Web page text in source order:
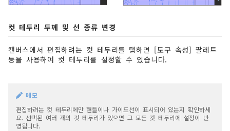
컷 테두리 두께 및 선 종류 변경
캔버스에서 편집하려는 컷 테두리를 탭하면 [도구 속성] 팔레트
등을 사용하여 컷 테두리를 설정할 수 있습니다.
메모
편집하려는 컷 테두리에만 핸들이나 가이드선이 표시되어 있는지 확인하세
요. 선택된 여러 개의 컷 테두리가 있으면 그 모든 컷 테두리에 설정이 반
영됩니다.